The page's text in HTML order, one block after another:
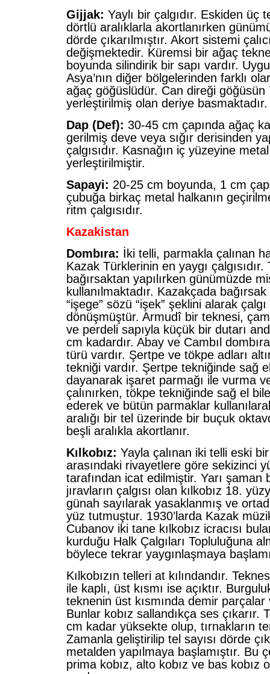
Gijjak: Yaylı bir çalgıdır. Eskiden üç
dörtlü aralıklarla akortlanırken
dörde çıkarılmıştır. Akort sistemi
değişmektedir. Küremsi bir ağaç
boyunda silindirik bir sapı vardır.
Asya’nın diğer bölgelerinden farklı
ağaç göğüslüdür. Can direği göğüsün
yerleştirilmiş olan deriye basmaktadır.
Dap (Def): 30-45 cm çapında ağaç
gerilmiş deve veya sığır derisinden
çalgısıdır. Kasnağın iç yüzeyine
yerleştirilmiştir.
Sapayi: 20-25 cm boyunda, 1 cm
çubuğa birkaç metal halkanın
ritm çalgısıdır.
Kazakistan
Dombıra: İki telli, parmakla çalınan
Kazak Türklerinin en yaygı
bağırsaktan yapılırken günümüzde
kullanılmaktadır. Kazakçada
“işege” sözü “işek” şeklini alarak
dönüşmüştür. Armudî bir teknesi,
ve perdeli sapıyla küçük bir dutarı
cm kadardır. Abay ve Cambıl
türü vardır. Şertpe ve tökpe adları
tekniği vardır. Şertpe tekniğinde sağ
dayanarak işaret parmağı ile vurma
çalınırken, tökpe tekniğinde sağ el
ederek ve bütün parmaklar
aralığı bir tel üzerinde bir buçuk
beşli aralıkla akortlanır.
Kılkobız: Yayla çalınan iki telli eski
arasındaki rivayetlere göre sekizinci
tarafından icat edilmiştir. Yarı şaman
jıravların çalgısı olan kılkobız 18.
günah sayılarak yasaklanmış ve
yüz tutmuştur. 1930’larda Kazak
Cubanov iki tane kılkobız icracısı
kurduğu Halk Çalgıları Topluluğuna
böylece tekrar yaygınlaşmaya
Kılkobızın telleri at kılındandır.
ile kaplı, üst kısmı ise açıktır.
teknenin üst kısmında demir parçalar
Bunlar kobız sallandıkça ses çıkarır.
cm kadar yüksekte olup, tırnakların
Zamanla geliştirilip tel sayısı dörde
metalden yapılmaya başlamıştır. Bu
prima kobız, alto kobız ve bas kobız